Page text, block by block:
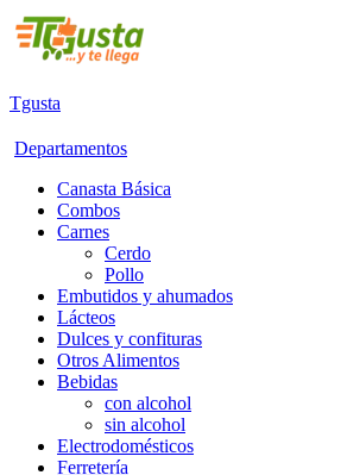
Tgusta
Departamentos
Canasta Básica
Combos
Carnes
Cerdo
Pollo
Embutidos y ahumados
Lácteos
Dulces y confituras
Otros Alimentos
Bebidas
con alcohol
sin alcohol
Electrodomésticos
Ferretería